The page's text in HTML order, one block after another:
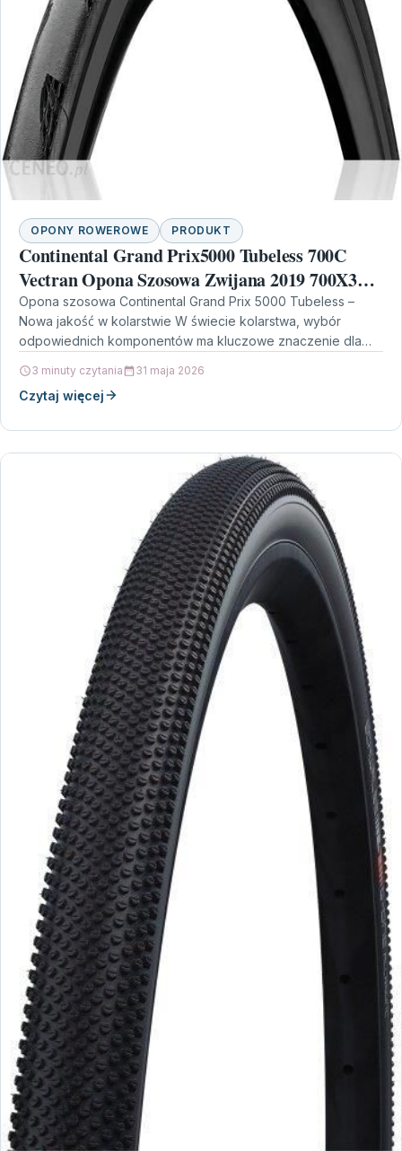
OPONY ROWEROWE PRODUKT
Continental Grand Prix5000 Tubeless 700C
Vectran Opona Szosowa Zwijana 2019 700X32
(Co0101630)
Opona szosowa Continental Grand Prix 5000 Tubeless –
Nowa jakość w kolarstwie W świecie kolarstwa, wybór
odpowiednich komponentów ma kluczowe znaczenie dla
3 minuty czytania 31 maja 2026
Czytaj więcej